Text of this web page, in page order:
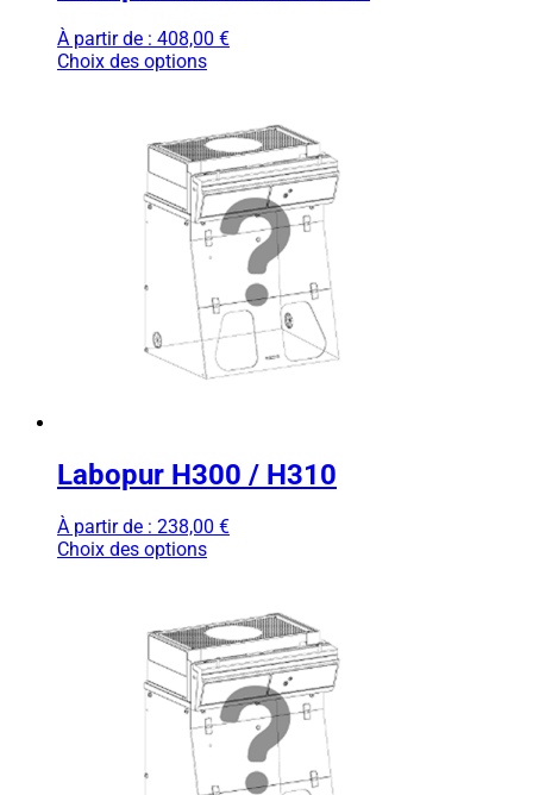
À partir de : 408,00 €
Choix des options
Labopur H300 / H310
À partir de : 238,00 €
Choix des options